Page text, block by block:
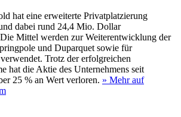
hat eine erweiterte Privatplatzierung
dabei rund 24,4 Mio. Dollar
Mittel werden zur Weiterentwicklung der
und Duparquet sowie für
Trotz der erfolgreichen
hat die Aktie des Unternehmens seit
25 % an Wert verloren. » Mehr auf